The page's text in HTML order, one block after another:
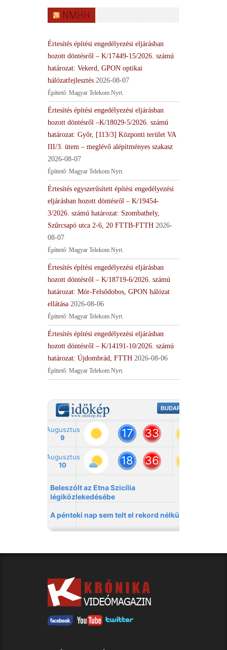
NMHH
Értesítés építési engedélyezési eljárásban
hozott döntésről – K/17449-15/2026. számú
határozat: Vekerd, GPON optikai
hálózatfejlesztés 2026-08-07
Építtető: Magyar Telekom Nyrt.
Értesítés építési engedélyezési eljárásban
hozott döntésről –K/18029-5/2026. számú
határozat: Győr, [113/3] Központi terület VA
III/3. ütem – meglévő alépítményes szakasz
2026-08-07
Építtető: Magyar Telekom Nyrt.
Értesítés egyszerűsített építési engedélyezési
eljárásban hozott döntésről – K/19454-
3/2026. számú határozat: Szombathely,
Szűrcsapó utca 2-6, 20 FTTB-FTTH 2026-
08-07
Építtető: Magyar Telekom Nyrt.
Értesítés építési engedélyezési eljárásban
hozott döntésről – K/18719-6/2026. számú
határozat: Mór-Felsődobos, GPON hálózat
ellátása 2026-08-06
Építtető: Magyar Telekom Nyrt.
Értesítés építési engedélyezési eljárásban
hozott döntésről – K/14191-10/2026. számú
határozat: Újdombrád, FTTH 2026-08-06
Építtető: Magyar Telekom Nyrt.